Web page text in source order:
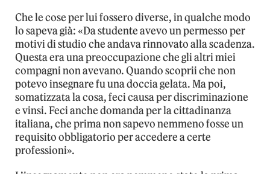
Che le cose per lui fossero diverse, in qualche modo
lo sapeva già: «Da studente avevo un permesso per
motivi di studio che andava rinnovato alla scadenza.
Questa era una preoccupazione che gli altri miei
compagni non avevano. Quando scoprii che non
potevo insegnare fu una doccia gelata. Ma poi,
somatizzata la cosa, feci causa per discriminazione
e vinsi. Feci anche domanda per la cittadinanza
italiana, che prima non sapevo nemmeno fosse un
requisito obbligatorio per accedere a certe
professioni».